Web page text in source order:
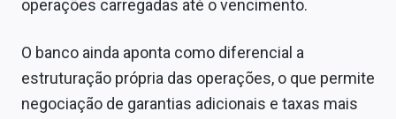
operações carregadas até o vencimento.
O banco ainda aponta como diferencial a
estruturação própria das operações, o que permite
negociação de garantias adicionais e taxas mais